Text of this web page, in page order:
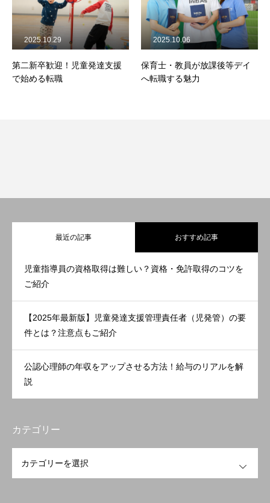
第二新卒歓迎！児童発達支援
で始める転職
2025.10.29
保育士・教員が放課後等デイ
へ転職する魅力
2025.10.06
最近の記事 おすすめ記事
児童指導員の資格取得は難しい？資格・免許取得のコツを
ご紹介
【2025年最新版】児童発達支援管理責任者（児発管）の要
件とは？注意点もご紹介
公認心理師の年収をアップさせる方法！給与のリアルを解
説
カテゴリー